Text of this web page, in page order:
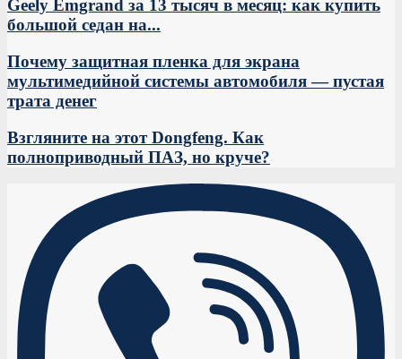
Geely Emgrand за 13 тысяч в месяц: как купить
большой седан на...
Почему защитная пленка для экрана
мультимедийной системы автомобиля — пустая
трата денег
Взгляните на этот Dongfeng. Как
полноприводный ПАЗ, но круче?